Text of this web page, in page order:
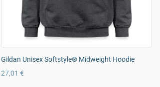
Gildan Unisex Softstyle® Midweight Hoodie
27,01 €